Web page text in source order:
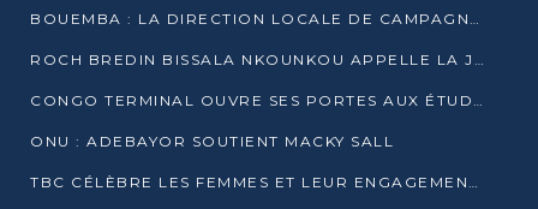
BOUEMBA : LA DIRECTION LOCALE DE CAMPAGNE DE DENIS SASSOU N’GUESSO MULTIPLIE LES ACTIVITÉS DE MOBILISATION
ROCH BREDIN BISSALA NKOUNKOU APPELLE LA JEUNESSE DE GOMA TSÉ-TSÉ À UN VOTE MASSIF POUR DENIS SASSOU NGUESSO
CONGO TERMINAL OUVRE SES PORTES AUX ÉTUDIANTS EN TRANSPORT ET LOGISTIQUE
ONU : ADEBAYOR SOUTIENT MACKY SALL
TBC CÉLÈBRE LES FEMMES ET LEUR ENGAGEMENT À L’OCCASION DU 8 MARS